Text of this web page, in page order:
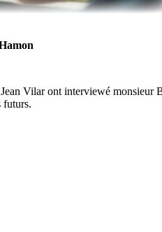
Vilar ont interviewé monsieur
futurs.